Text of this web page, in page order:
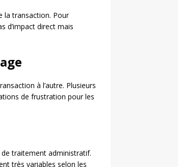
la transaction. Pour
d’impact direct mais
à l’autre. Plusieurs
de frustration pour les
traitement administratif.
très variables selon les